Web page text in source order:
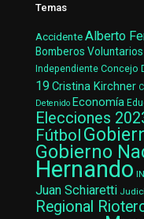
Temas
AccidenteAlberto
Bomberos Voluntarios
Independiente Concejo
19 Cristina Kirchner
Detenido Economía
Elecciones
Fútbol
Gobierno
Hernando
Juan Schiaretti
Regional